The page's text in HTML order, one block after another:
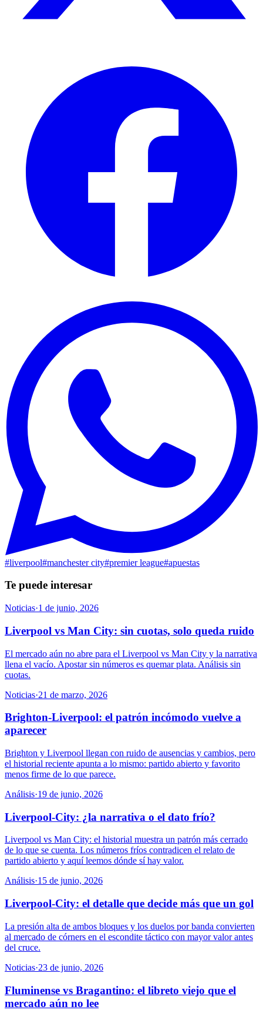
#liverpool#manchester city#premier league#apuestas
Te puede interesar
Noticias·1 de junio, 2026
Liverpool vs Man City: sin cuotas, solo queda ruido
El mercado aún no abre para el Liverpool vs Man City y la narrativa
llena el vacío. Apostar sin números es quemar plata. Análisis sin
cuotas.
Noticias·21 de marzo, 2026
Brighton-Liverpool: el patrón incómodo vuelve a
aparecer
Brighton y Liverpool llegan con ruido de ausencias y cambios, pero
el historial reciente apunta a lo mismo: partido abierto y favorito
menos firme de lo que parece.
Análisis·19 de junio, 2026
Liverpool-City: ¿la narrativa o el dato frío?
Liverpool vs Man City: el historial muestra un patrón más cerrado
de lo que se cuenta. Los números fríos contradicen el relato de
partido abierto y aquí leemos dónde sí hay valor.
Análisis·15 de junio, 2026
Liverpool-City: el detalle que decide más que un gol
La presión alta de ambos bloques y los duelos por banda convierten
al mercado de córners en el escondite táctico con mayor valor antes
del cruce.
Noticias·23 de junio, 2026
Fluminense vs Bragantino: el libreto viejo que el
mercado aún no lee